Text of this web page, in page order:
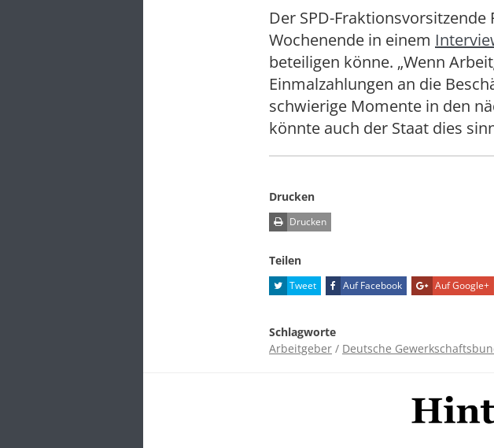
Der SPD-
Wochenende in einem
beteiligen könne. „Wenn
Einmalzahlungen an die
schwierige Momente in den
könnte auch der Staat dies
Drucken
Drucken
Teilen
Tweet Auf Facebook Auf Google+
Schlagworte
Arbeitgeber / Deutsche